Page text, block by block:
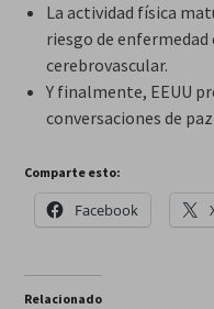
La actividad física
riesgo de enfermedad
cerebrovascular.
Y finalmente, EEUU
conversaciones de
Comparte esto:
Facebook
Relacionado